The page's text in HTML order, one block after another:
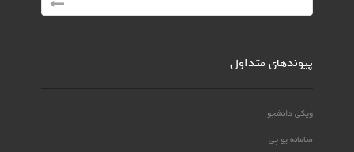
پیوندهای متداول
ویکی دانشجو
سامانه یو پی